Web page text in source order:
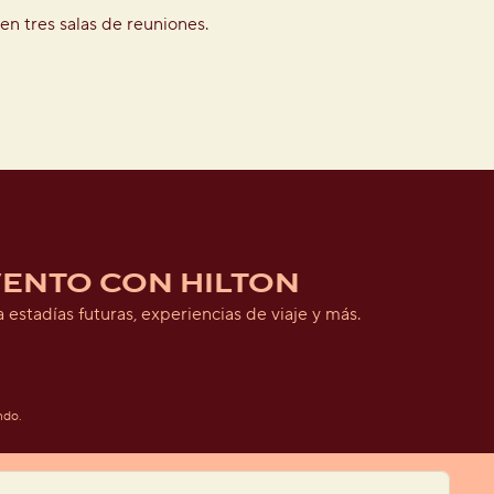
tres salas de reuniones.
CON HILTON
futuras, experiencias de viaje y más.
pestaña